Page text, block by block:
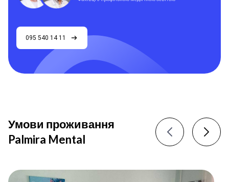
095 540 14 11
Умови проживання
Palmira Mental